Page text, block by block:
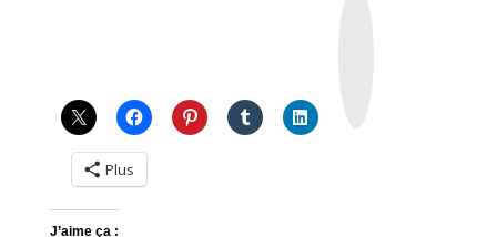
Plus
J’aime ça :